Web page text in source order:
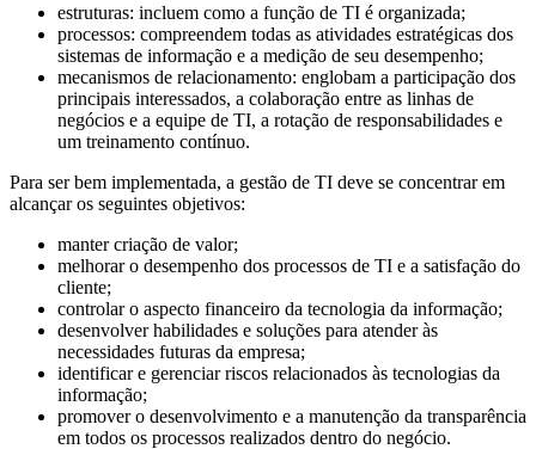
estruturas: incluem como a função de TI é organizada;
processos: compreendem todas as atividades estratégicas dos
sistemas de informação e a medição de seu desempenho;
mecanismos de relacionamento: englobam a participação dos
principais interessados, a colaboração entre as linhas de
negócios e a equipe de TI, a rotação de responsabilidades e
um treinamento contínuo.
Para ser bem implementada, a gestão de TI deve se concentrar em
alcançar os seguintes objetivos:
manter criação de valor;
melhorar o desempenho dos processos de TI e a satisfação do
cliente;
controlar o aspecto financeiro da tecnologia da informação;
desenvolver habilidades e soluções para atender às
necessidades futuras da empresa;
identificar e gerenciar riscos relacionados às tecnologias da
informação;
promover o desenvolvimento e a manutenção da transparência
em todos os processos realizados dentro do negócio.